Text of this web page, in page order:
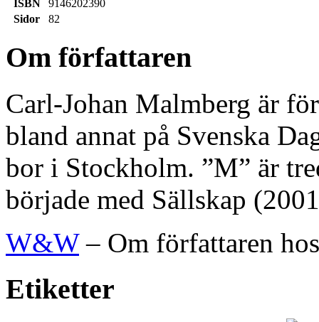
ISBN
9146202390
Sidor
82
Om författaren
Carl-Johan Malmberg är
bland annat på Svenska
bor i Stockholm. ”M” är
började med Sällskap
W&W– Om författaren
Etiketter